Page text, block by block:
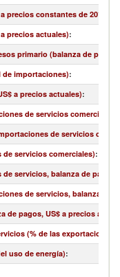
precios constantes de 2010)
precios actuales):
primario (balanza de
importaciones):
a precios actuales):
de servicios comerciales)
de servicios
servicios comerciales):
servicios, balanza de pagos)
de servicios, balanza de
de pagos, US$ a precios
(% de las exportaciones
uso de energía):